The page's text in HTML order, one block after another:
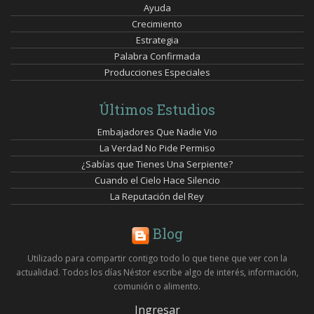
Ayuda
Crecimiento
Estrategia
Palabra Confirmada
Producciones Especiales
Últimos Estudios
Embajadores Que Nadie Vio
La Verdad No Pide Permiso
¿Sabías que Tienes Una Serpiente?
Cuando el Cielo Hace Silencio
La Reputación del Rey
Blog
Utilizado para compartir contigo todo lo que tiene que ver con la
actualidad. Todos los días Néstor escribe algo de interés, información,
comunión o alimento.
Ingresar